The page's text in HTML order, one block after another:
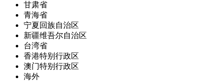
甘肃省
青海省
宁夏回族自治区
新疆维吾尔自治区
台湾省
香港特别行政区
澳门特别行政区
海外